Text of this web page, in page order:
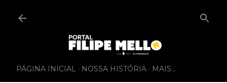
PÁGINA INICIAL NOSSA HISTÓRIA MAIS…